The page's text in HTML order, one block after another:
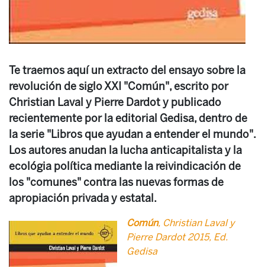
Te traemos aquí un extracto del ensayo sobre la
revolución de siglo XXI "Común", escrito por
Christian Laval y Pierre Dardot y publicado
recientemente por la editorial Gedisa, dentro de
la serie "Libros que ayudan a entender el mundo".
Los autores anudan la lucha anticapitalista y la
ecológia política mediante la reivindicación de
los "comunes" contra las nuevas formas de
apropiación privada y estatal.
Común, Christian Laval y
Pierre Dardot 2015, Ed.
Gedisa